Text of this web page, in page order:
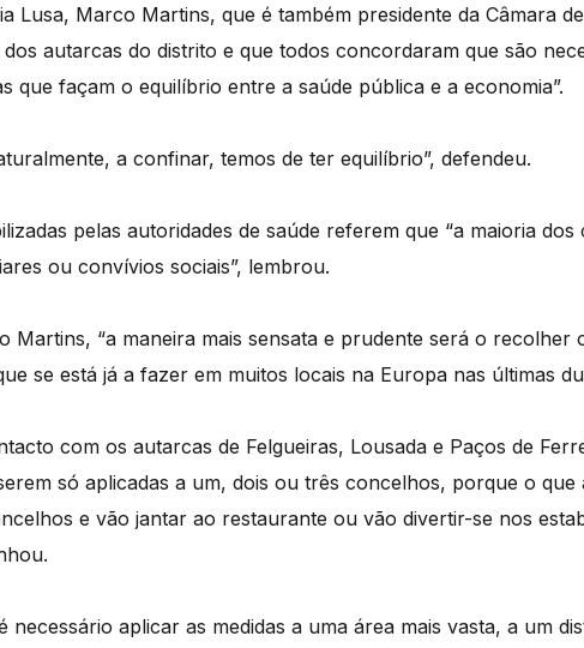
Lusa, Marco Martins, que é também presidente da Câmara
autarcas do distrito e que todos concordaram que são
que façam o equilíbrio entre a saúde pública e a economia”.
a confinar, temos de ter equilíbrio”, defendeu.
pelas autoridades de saúde referem que “a maioria dos
ou convívios sociais”, lembrou.
Martins, “a maneira mais sensata e prudente será o recolher
se está já a fazer em muitos locais na Europa nas últimas
com os autarcas de Felgueiras, Lousada e Paços de
só aplicadas a um, dois ou três concelhos, porque o que
e vão jantar ao restaurante ou vão divertir-se nos
necessário aplicar as medidas a uma área mais vasta, a um